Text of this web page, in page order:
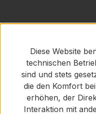
Diese Website
technischen
sind und stets
die den Komfort
erhöhen, der
Interaktion mit